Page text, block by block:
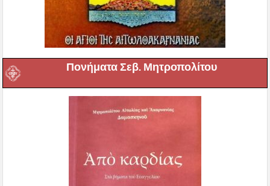
Πονήματα Σεβ. Μητροπολίτου